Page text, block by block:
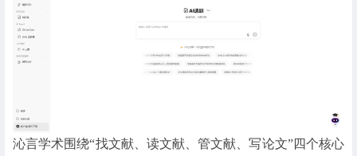
沁言学术围绕“找文献、读文献、管文献、写论文”四个核心